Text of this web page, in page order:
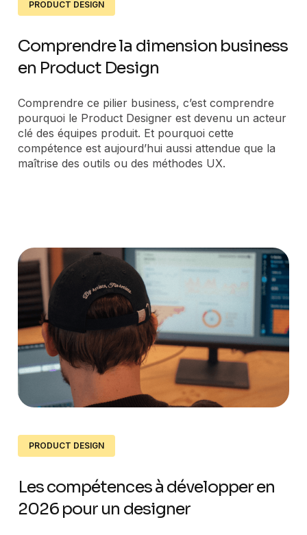
PRODUCT DESIGN
Comprendre la dimension business
en Product Design
Comprendre ce pilier business, c’est comprendre
pourquoi le Product Designer est devenu un acteur
clé des équipes produit. Et pourquoi cette
compétence est aujourd’hui aussi attendue que la
maîtrise des outils ou des méthodes UX.
PRODUCT DESIGN
Les compétences à développer en
2026 pour un designer